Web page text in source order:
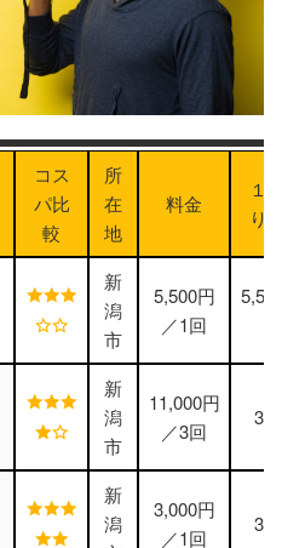
コス
パ比
較
所
在
地
料金
１
り
新
潟
市
5,500円
／1回
新
潟
市
11,000円
／3回
新
潟
3,000円
／1回